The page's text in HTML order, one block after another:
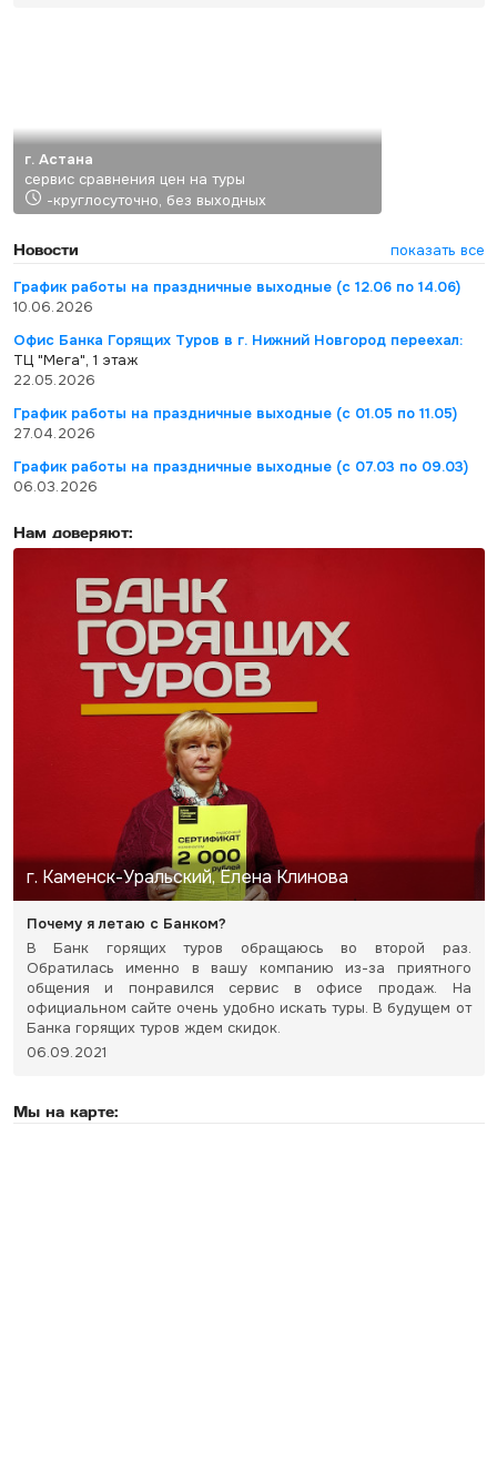
г. Астана
сервис сравнения цен на туры
-круглосуточно, без выходных
Новости
показать все
График работы на праздничные выходные (с 12.06 по 14.06)
10.06.2026
Офис Банка Горящих Туров в г. Нижний Новгород переехал:
ТЦ "Мега", 1 этаж
22.05.2026
График работы на праздничные выходные (с 01.05 по 11.05)
27.04.2026
График работы на праздничные выходные (с 07.03 по 09.03)
06.03.2026
Нам доверяют:
г. Каменск-Уральский, Елена Клинова
Почему я летаю с Банком?
В Банк горящих туров обращаюсь во второй раз.
Обратилась именно в вашу компанию из-за приятного
общения и понравился сервис в офисе продаж. На
официальном сайте очень удобно искать туры. В будущем от
Банка горящих туров ждем скидок.
06.09.2021
Мы на карте: